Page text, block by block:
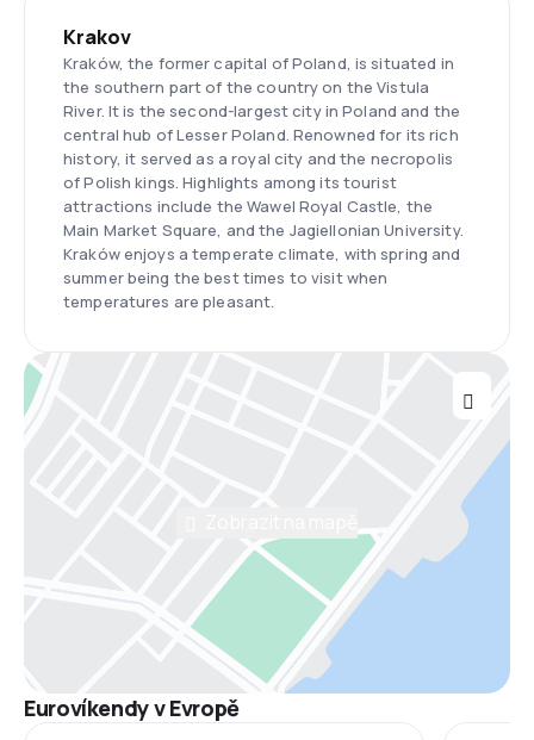
Krakov
Kraków, the former capital of Poland, is situated in
the southern part of the country on the Vistula
River. It is the second-largest city in Poland and the
central hub of Lesser Poland. Renowned for its rich
history, it served as a royal city and the necropolis
of Polish kings. Highlights among its tourist
attractions include the Wawel Royal Castle, the
Main Market Square, and the Jagiellonian University.
Kraków enjoys a temperate climate, with spring and
summer being the best times to visit when
temperatures are pleasant.
Eurovíkendy v Evropě